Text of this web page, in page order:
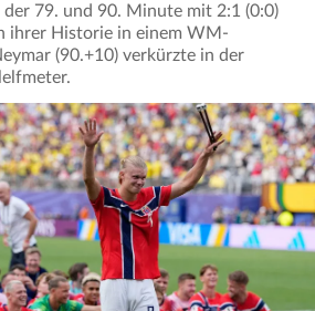
79. und 90. Minute mit 2:1 (0:0)
ihrer Historie in einem WM-
(90.+10) verkürzte in der